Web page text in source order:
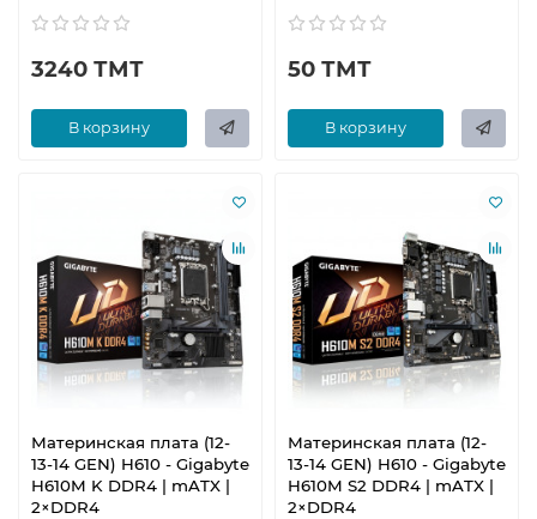
3240 ТМТ
В корзину
50 ТМТ
В корзину
Материнская плата (12-
13-14 GEN) H610 - Gigabyte
H610M K DDR4 | mATX |
2×DDR4
Материнская плата (12-
13-14 GEN) H610 - Gigabyte
H610M S2 DDR4 | mATX |
2×DDR4